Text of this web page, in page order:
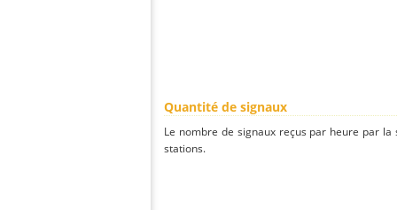
Quantité de signaux
Le nombre de signaux reçus par heure par
stations.